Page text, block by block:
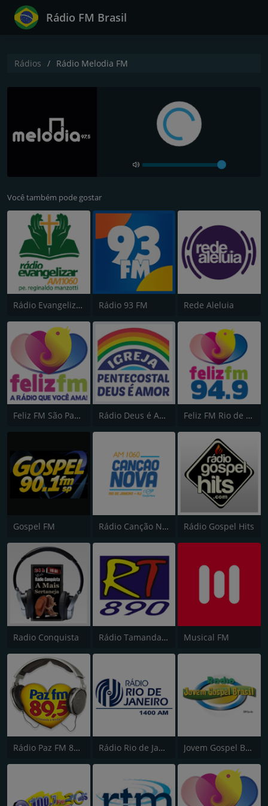
Rádio FM Brasil
Rádios Rádio Melodia FM
Você também pode gostar
Rádio Evangelizar 1060 AM Rádio 93 FM Rede Aleluia
Feliz FM São Paulo Rádio Deus é Amor Feliz FM Rio de Janeiro
Gospel FM Rádio Canção Nova Rádio Gospel Hits
Radio Conquista Rádio Tamandaré Musical FM
Rádio Paz FM 89.5 Rádio Rio de Janeiro 1400 AM Jovem Gospel Brasil